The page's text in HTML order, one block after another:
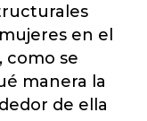
en el
como se
manera la
de ella